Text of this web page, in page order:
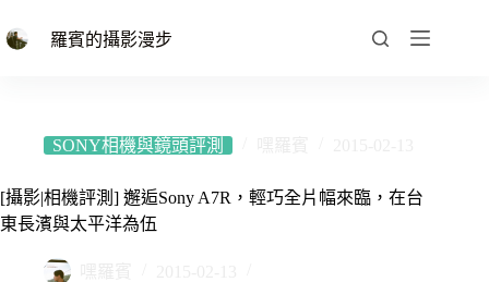
至
羅賓的攝影漫步
SONY相機與鏡頭評測
[攝影|相機評測] 邂逅Sony A7R，輕巧全片幅來臨，在台
東長濱與太平洋為伍